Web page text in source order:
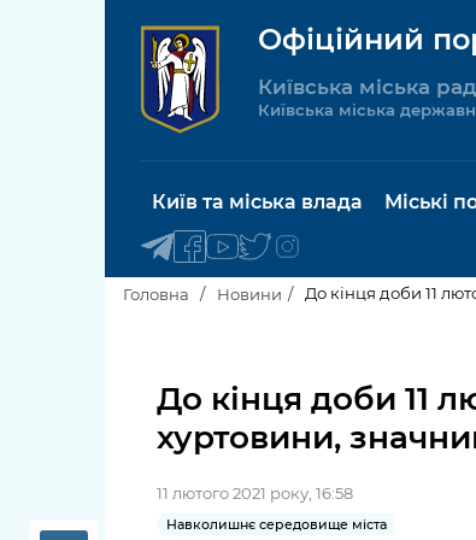
Офіційний
Київська міська
Київська міська
Київ та міська влада
Київська міська рада
Керівництво КМДА
Міські
Головна Новини До кінця доби 11
До кінця доби 11
хуртовини,
11 лютого 2021 року, 16:58
Навколишнє середовище міста